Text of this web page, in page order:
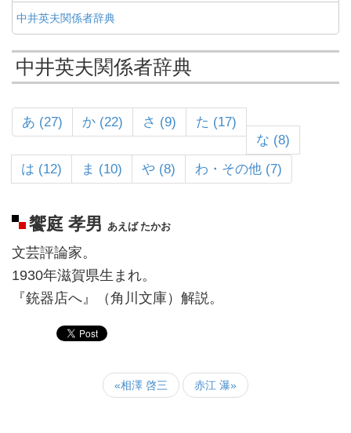
中井英夫関係者辞典
中井英夫関係者辞典
あ (27) か (22) さ (9)
た (17)
な (8)
は (12)
ま (10) や (8) わ・その他 (7)
饗庭 孝男あえば たかお
文芸評論家。
1930年滋賀県生まれ。
『銃器店へ』（角川文庫）解説。
«相澤 啓三 赤江 瀑»